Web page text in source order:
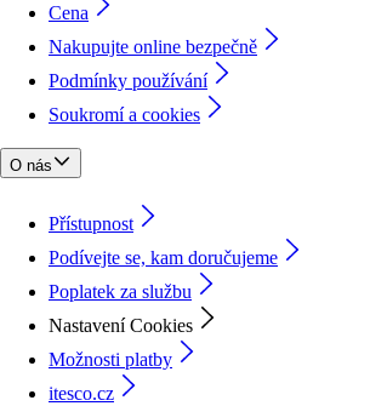
Cena
Nakupujte online bezpečně
Podmínky používání
Soukromí a cookies
O nás
Přístupnost
Podívejte se, kam doručujeme
Poplatek za službu
Nastavení Cookies
Možnosti platby
itesco.cz